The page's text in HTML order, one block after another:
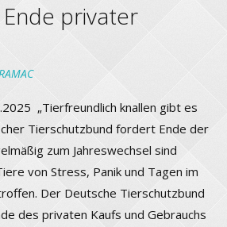
privater
„Tierfreundlich knallen gibt es
Tierschutzbund fordert Ende der
zum Jahreswechsel sind
von Stress, Panik und Tagen im
Der Deutsche Tierschutzbund
des privaten Kaufs und Gebrauchs